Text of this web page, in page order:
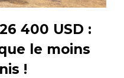
400 USD :
le moins
!